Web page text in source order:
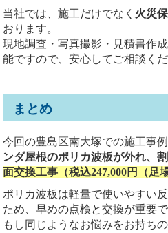
当社では、施工だけでなく 火災
おります。
現地調査・写真撮影・見積書作
能ですので、安心してご相談くだ
まとめ
今回の豊島区南大塚での施工事例
ンダ屋根のポリカ波板が外れ、
面交換工事（税込247,000円（足
ポリカ波板は軽量で使いやすい
ため、早めの点検と交換が重要で
もし同じようなお悩みをお持ち